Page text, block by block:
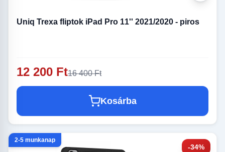
Uniq Trexa fliptok iPad Pro 11'' 2021/2020 - piros
12 200 Ft16 400 Ft
Kosárba
-34%
2-5 munkanap